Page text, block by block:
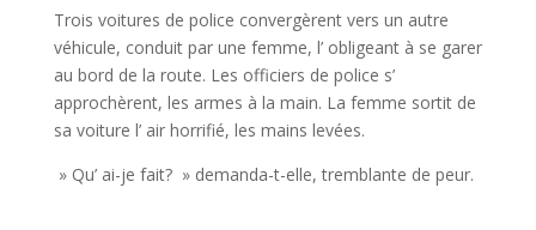
Trois voitures de police convergèrent vers un autre
véhicule, conduit par une femme, l’ obligeant à se garer
au bord de la route. Les officiers de police s’
approchèrent, les armes à la main. La femme sortit de
sa voiture l’ air horrifié, les mains levées.
» Qu’ ai-je fait? » demanda-t-elle, tremblante de peur.